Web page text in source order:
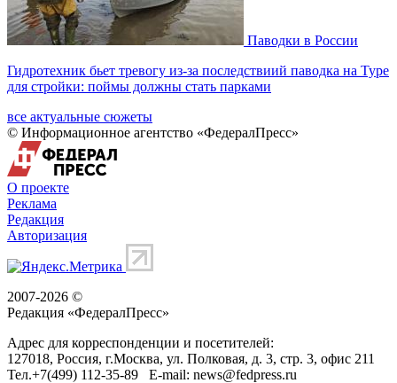
Паводки в России
Гидротехник бьет тревогу из-за последствиий паводка на Туре
для стройки: поймы должны стать парками
все актуальные сюжеты
© Информационное агентство «ФедералПресс»
О проекте
Реклама
Редакция
Авторизация
2007-2026 ©
Редакция «ФедералПресс»
Адрес для корреспонденции и посетителей:
127018, Россия, г.Москва, ул. Полковая, д. 3, стр. 3, офис 211
Тел.+7(499) 112-35-89 E-mail: news@fedpress.ru